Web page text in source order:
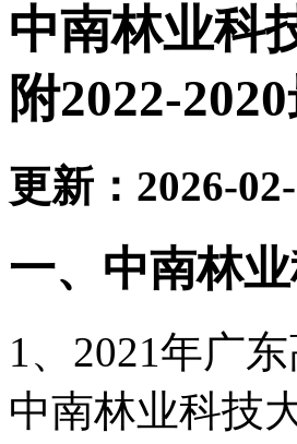
中南林业科
附2022-
更新：2026-
一、中南林
1、2021年广
中南林业科技